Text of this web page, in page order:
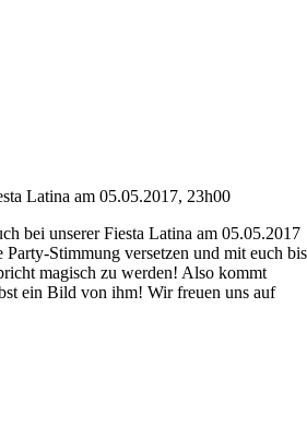
bei unserer Fiesta Latina am 05.05.2017
Stimmung versetzen und mit euch bis
magisch zu werden! Also kommt
ein Bild von ihm! Wir freuen uns auf